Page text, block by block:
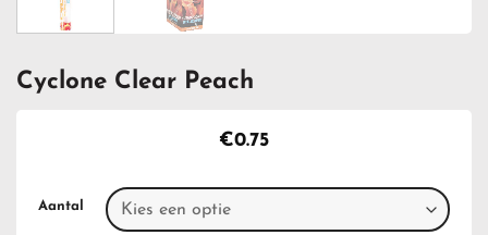
Cyclone Clear Peach
€0.75
Aantal